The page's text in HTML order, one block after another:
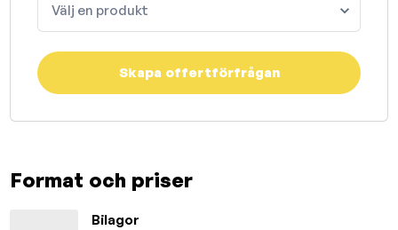
Format och priser
Bilagor
Välj en produkt
Skapa offertförfrågan